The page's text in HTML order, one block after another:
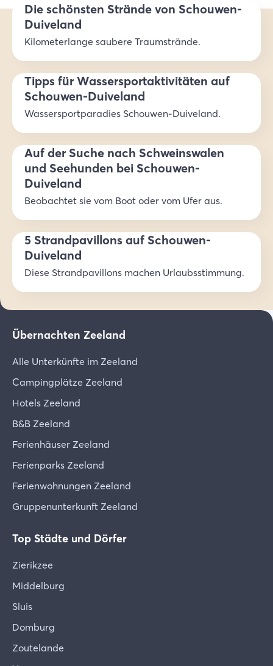
Die schönsten Strände von Schouwen-
Duiveland
Kilometerlange saubere Traumstrände.
Tipps für Wassersportaktivitäten auf
Schouwen-Duiveland
Wassersportparadies Schouwen-Duiveland.
Auf der Suche nach Schweinswalen
und Seehunden bei Schouwen-
Duiveland
Beobachtet sie vom Boot oder vom Ufer aus.
5 Strandpavillons auf Schouwen-
Duiveland
Diese Strandpavillons machen Urlaubsstimmung.
Übernachten Zeeland
Alle Unterkünfte im Zeeland
Campingplätze Zeeland
Hotels Zeeland
B&B Zeeland
Ferienhäuser Zeeland
Ferienparks Zeeland
Ferienwohnungen Zeeland
Gruppenunterkunft Zeeland
Top Städte und Dörfer
Zierikzee
Middelburg
Sluis
Domburg
Zoutelande